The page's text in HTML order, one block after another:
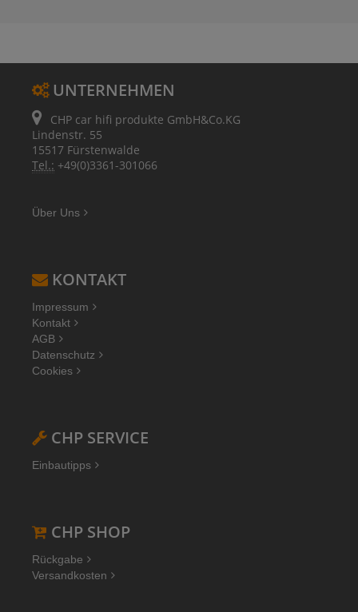
UNTERNEHMEN
CHP car hifi produkte GmbH&Co.KG
Lindenstr. 55
15517 Fürstenwalde
Tel.: +49(0)3361-301066
Über Uns
KONTAKT
Impressum
Kontakt
AGB
Datenschutz
Cookies
CHP SERVICE
Einbautipps
CHP SHOP
Rückgabe
Versandkosten